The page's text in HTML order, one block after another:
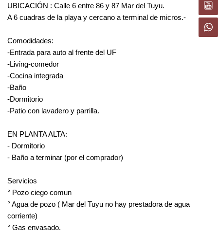
UBICACIÓN : Calle 6 entre 86 y 87 Mar del Tuyu.
A 6 cuadras de la playa y cercano a terminal de micros.-
Comodidades:
-Entrada para auto al frente del UF
-Living-comedor
-Cocina integrada
-Baño
-Dormitorio
-Patio con lavadero y parrilla.
EN PLANTA ALTA:
- Dormitorio
- Baño a terminar (por el comprador)
Servicios
° Pozo ciego comun
° Agua de pozo ( Mar del Tuyu no hay prestadora de agua
corriente)
° Gas envasado.